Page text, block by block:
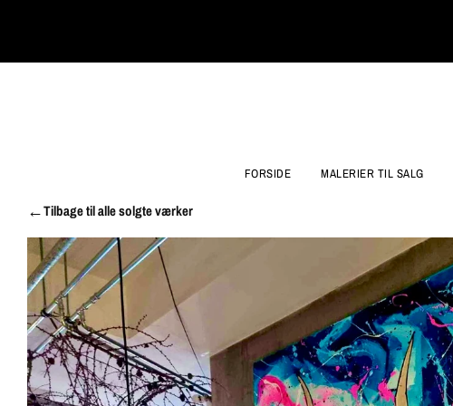
FORSIDE MALERIER TIL SALG
Tilbage til alle solgte værker